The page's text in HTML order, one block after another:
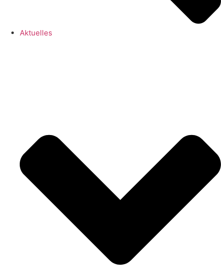
Aktuelles